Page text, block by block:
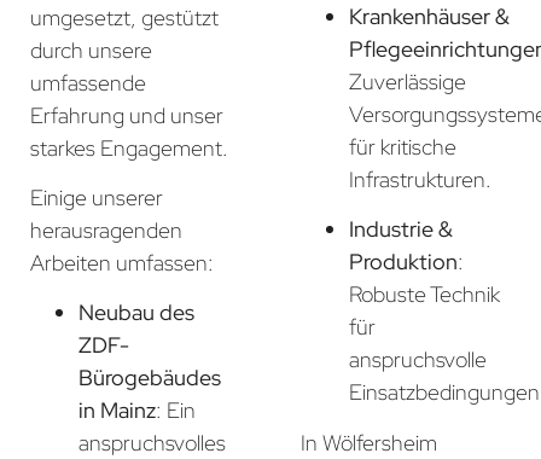
umgesetzt, gestützt
durch unsere
umfassende
Erfahrung und unser
starkes Engagement.
Einige unserer
herausragenden
Arbeiten umfassen:
Neubau des
ZDF-
Bürogebäudes
in Mainz: Ein
anspruchsvolles
Krankenhäuser &
Zuverlässige
für kritische
Infrastrukturen.
Industrie &
Produktion:
Robuste Technik
für
anspruchsvolle
In Wölfersheim